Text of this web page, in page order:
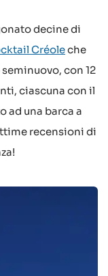
decine di
Créoleche
con 12
ciascuna con il
ad una barca a
recensioni di